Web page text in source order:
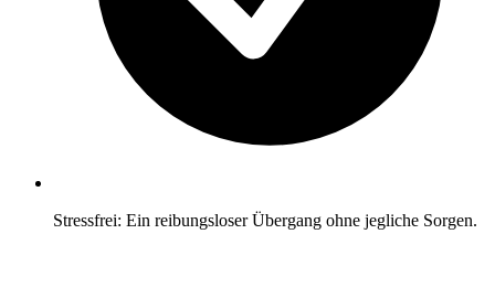
Stressfrei: Ein reibungsloser Übergang ohne jegliche Sorgen.